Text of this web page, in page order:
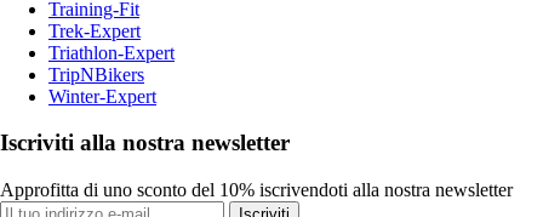
Training-Fit
Trek-Expert
Triathlon-Expert
TripNBikers
Winter-Expert
Iscriviti alla nostra newsletter
Approfitta di uno sconto del 10% iscrivendoti alla nostra newsletter